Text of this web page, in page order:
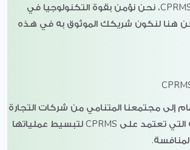
أداء مبيعاتك. في CPRMS، نحن نؤمن بقوة التكنولوجيا في
هنا لنكون شريكك الموثوق به في هذه
إلى مجتمعنا المتنامي من شركات التجارة
الإلكترونية الناجحة التي تعتمد على CPRMS لتبسيط عملياتها